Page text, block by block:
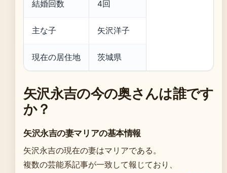
結婚回数 4回
主な子 矢沢洋子
現在の居住地 茨城県
矢沢永吉の今の奥さんは誰です
か？
矢沢永吉の妻マリアの基本情報
矢沢永吉の現在の妻はマリアである。
複数の芸能系記事が一致して報じており、